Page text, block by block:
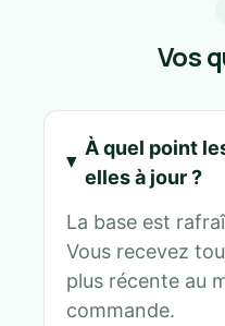
Vos
À quel point
elles à jour ?
La base est
Vous recevez
plus récente au
commande.